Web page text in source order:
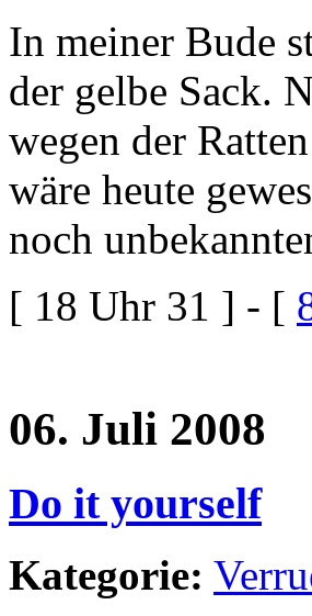
In meiner Bude
der gelbe Sack.
wegen der
wäre heute
noch
[ 18 Uhr 31 ] - [
06. Juli 2008
Do it yourself
Kategorie: